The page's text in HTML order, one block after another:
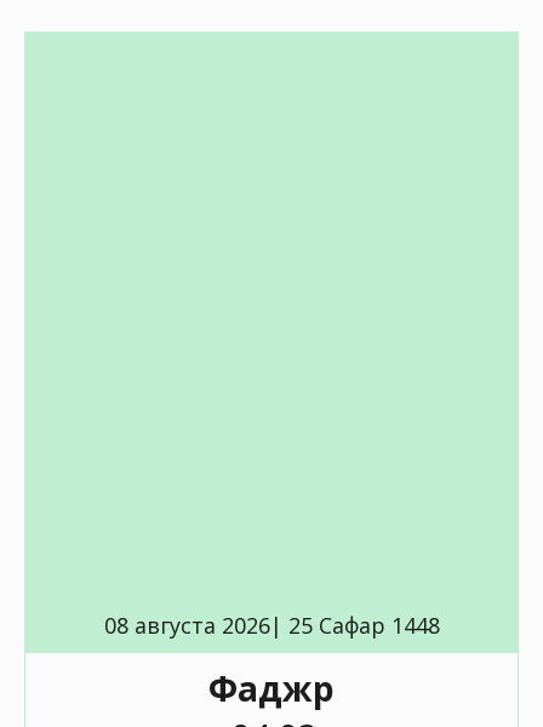
08 августа 2026| 25 Сафар 1448
Фаджр